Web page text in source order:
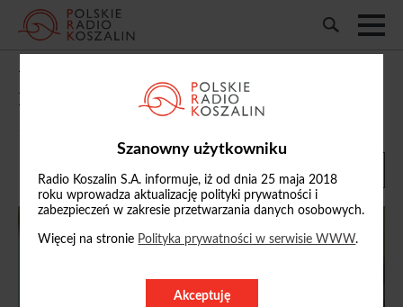
Szanowny użytkowniku
Radio Koszalin S.A. informuje, iż od dnia 25 maja 2018
roku wprowadza aktualizację polityki prywatności i
zabezpieczeń w zakresie przetwarzania danych osobowych.
Więcej na stronie Polityka prywatności w serwisie WWW.
Akceptuję
Wimbledon. Maja Chwalińska z „dziką
kartą”